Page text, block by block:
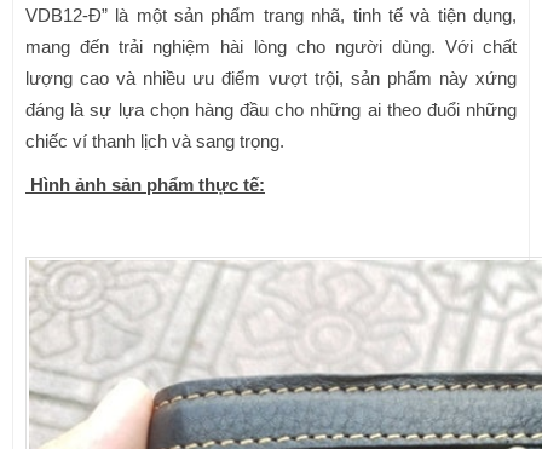
VDB12-Đ” là một sản phẩm trang nhã, tinh tế và tiện dụng,
mang đến trải nghiệm hài lòng cho người dùng. Với chất
lượng cao và nhiều ưu điểm vượt trội, sản phẩm này xứng
đáng là sự lựa chọn hàng đầu cho những ai theo đuổi những
chiếc ví thanh lịch và sang trọng.
Hình ảnh sản phẩm thực tế: